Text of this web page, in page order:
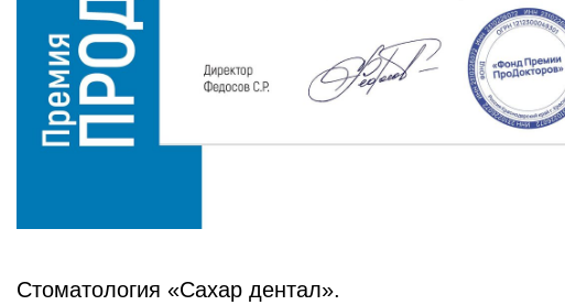
Стоматология «Сахар дентал».